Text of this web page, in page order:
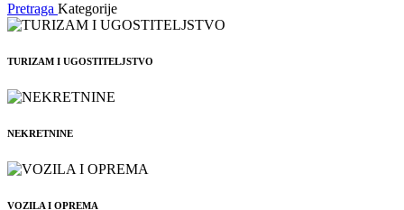
Pretraga Kategorije
TURIZAM I UGOSTITELJSTVO
NEKRETNINE
VOZILA I OPREMA